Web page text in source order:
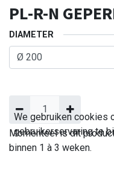
PL-R-N
DIAMETER
Momenteel is dit
binnen 1 à 3 weken.
We gebruiken cookies
gebruikerservaring te